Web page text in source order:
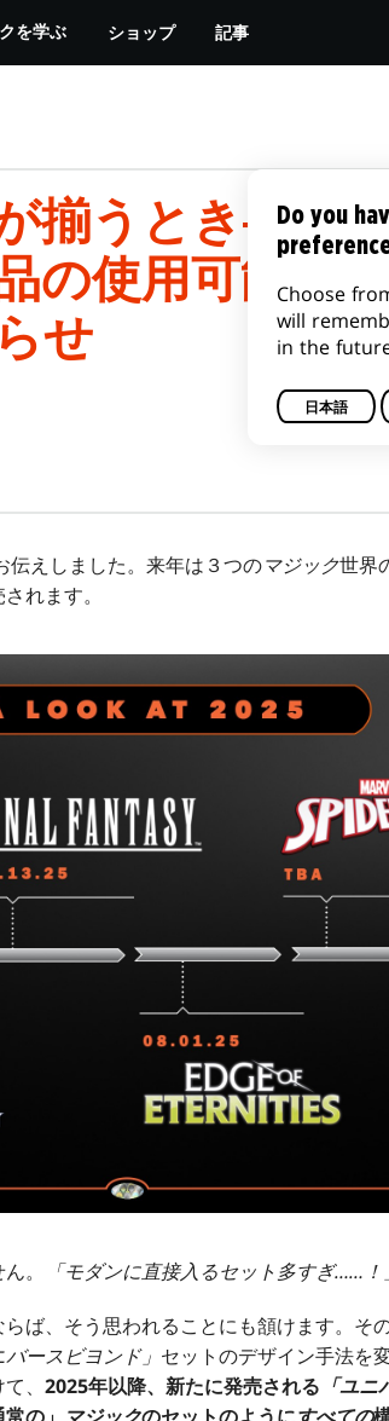
を学ぶ ショップ 記事
揃うとき――「
の使用可能フ
せ
伝えしました。来年は３つのマジック世界
れます。
。 「モダンに直接入るセット多すぎ……！
ば、そう思われることにも頷けます。そ
バースビヨンド」 セットのデザイン手法を
、 2025年以降、新たに発売される 「ユ
Do you
Choose
will
in the
日本語